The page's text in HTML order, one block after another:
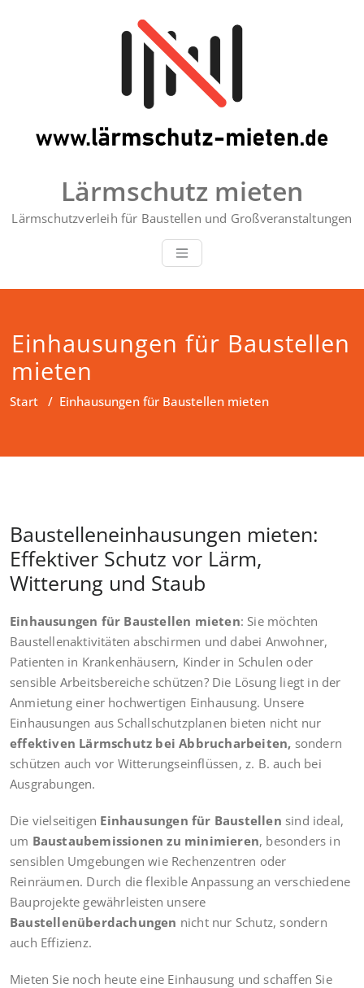
Lärmschutz mieten
Lärmschutzverleih für Baustellen und Großveranstaltungen
Einhausungen für Baustellen
mieten
Start / Einhausungen für Baustellen mieten
Baustelleneinhausungen mieten:
Effektiver Schutz vor Lärm,
Witterung und Staub
Einhausungen für Baustellen mieten: Sie möchten
Baustellenaktivitäten abschirmen und dabei Anwohner,
Patienten in Krankenhäusern, Kinder in Schulen oder
sensible Arbeitsbereiche schützen? Die Lösung liegt in der
Anmietung einer hochwertigen Einhausung. Unsere
Einhausungen aus Schallschutzplanen bieten nicht nur
effektiven Lärmschutz bei Abbrucharbeiten, sondern
schützen auch vor Witterungseinflüssen, z. B. auch bei
Ausgrabungen.
Die vielseitigen Einhausungen für Baustellen sind ideal,
um Baustaubemissionen zu minimieren, besonders in
sensiblen Umgebungen wie Rechenzentren oder
Reinräumen. Durch die flexible Anpassung an verschiedene
Bauprojekte gewährleisten unsere
Baustellenüberdachungen nicht nur Schutz, sondern
auch Effizienz.
Mieten Sie noch heute eine Einhausung und schaffen Sie